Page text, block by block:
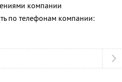
компании
по телефонам компании: